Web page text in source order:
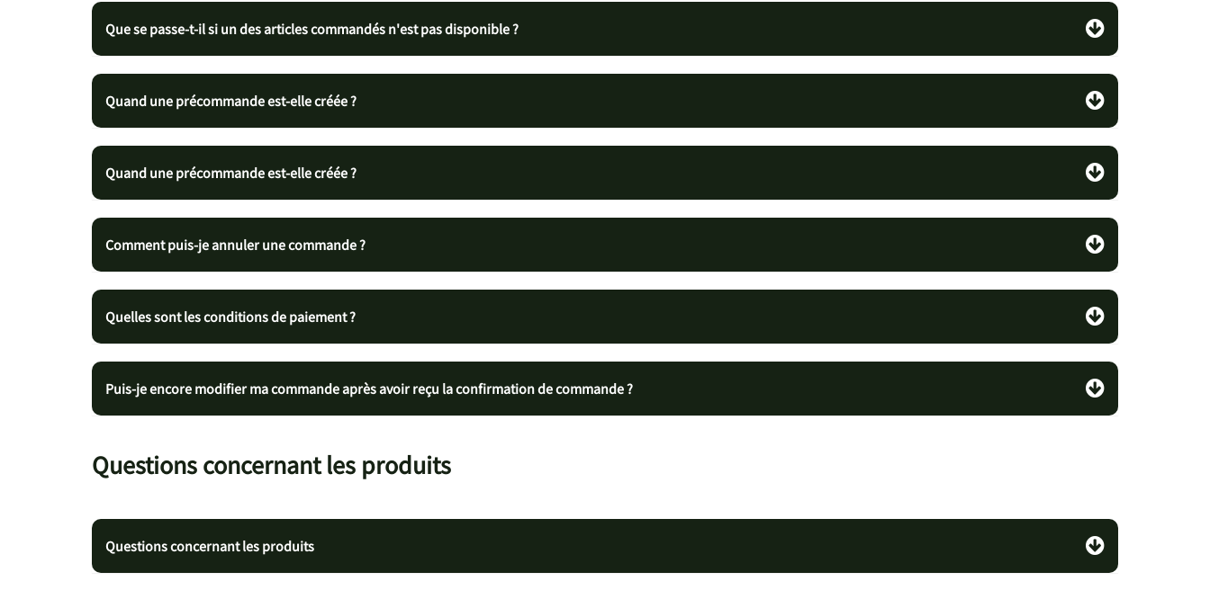
Que se passe-t-il si un des articles commandés n'est pas disponible ?
Quand une précommande est-elle créée ?
Quand une précommande est-elle créée ?
Comment puis-je annuler une commande ?
Quelles sont les conditions de paiement ?
Puis-je encore modifier ma commande après avoir reçu la confirmation de commande ?
Questions concernant les produits
Questions concernant les produits